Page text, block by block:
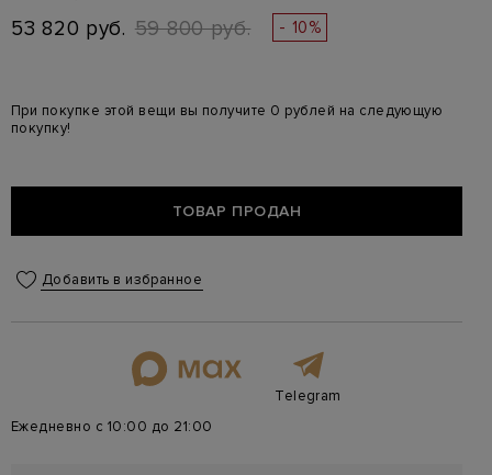
53 820 руб. 59 800 руб. - 10%
При покупке этой вещи вы получите 0 рублей на следующую
покупку!
ТОВАР ПРОДАН
Добавить в избранное
Telegram
Ежедневно с 10:00 до 21:00